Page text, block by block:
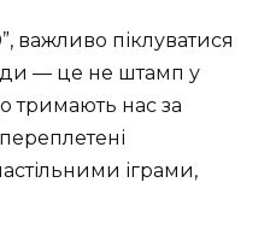
важливо піклуватися
— це не штамп у
тримають нас за
іграми,